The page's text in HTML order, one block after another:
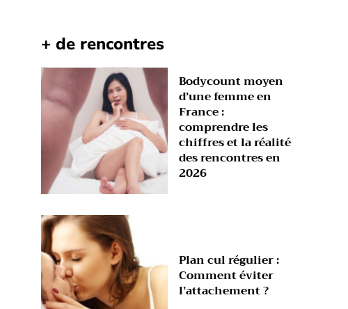
+ de rencontres
Bodycount moyen
d’une femme en
France :
comprendre les
chiffres et la réalité
des rencontres en
2026
Plan cul régulier :
Comment éviter
l’attachement ?